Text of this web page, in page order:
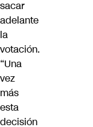
sacar
adelante
la
votación.
“Una
vez
más
esta
decisión